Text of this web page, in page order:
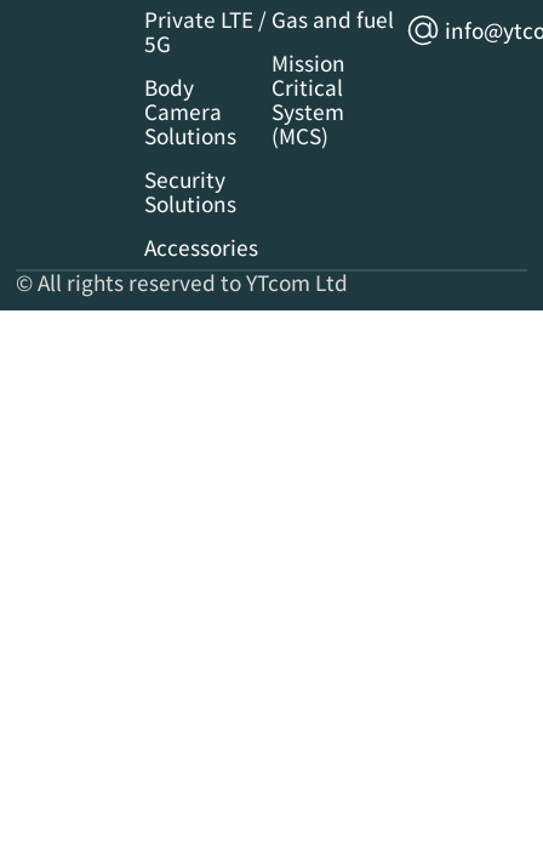
Private LTE /
5G
Body
Camera
Solutions
Security
Solutions
Accessories
Gas and fuel
Mission
Critical
System
(MCS)
© All rights reserved to YTcom Ltd